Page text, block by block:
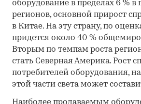
оборудование в пределах 6 % в
регионов, основной прирост
в Китае. На эту страну, по
придется около 40 %
Вторым по темпам роста
стать Северная Америка. Рост
потребителей оборудования,
этой части света может
Наиболее продаваемым